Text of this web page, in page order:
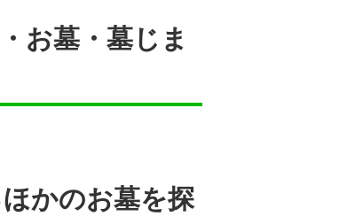
お墓・墓じま
かのお墓を探